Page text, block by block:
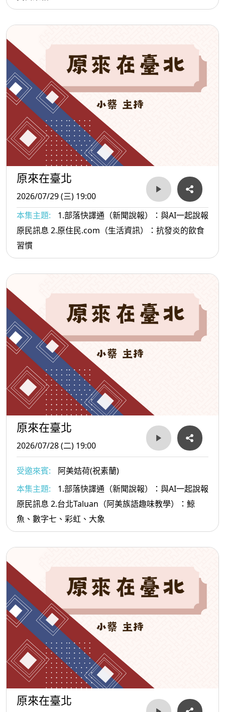
原來在臺北
2026/07/29 (三) 19:00
本集主題:
1.部落快譯通（新聞說報）：與AI一起說報
原民訊息 2.原住民.com（生活資訊）：抗發炎的飲食
習慣
原來在臺北
2026/07/28 (二) 19:00
受邀來賓:
阿美姞荷(祝素蘭)
本集主題:
1.部落快譯通（新聞說報）：與AI一起說報
原民訊息 2.台北Taluan（阿美族語趣味教學）：鯨
魚、數字七、彩虹、大象
原來在臺北